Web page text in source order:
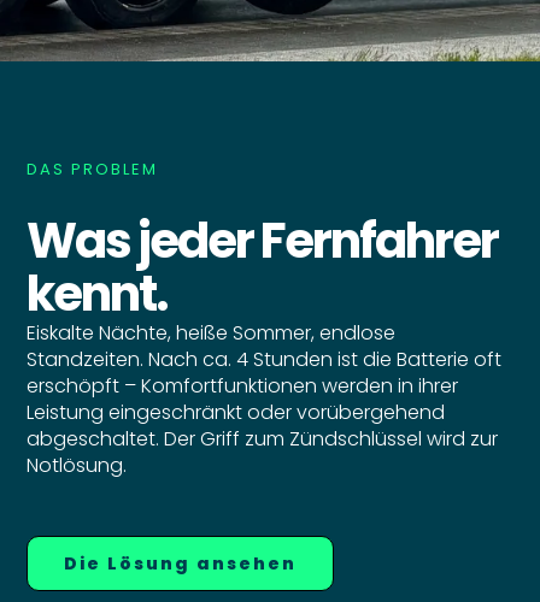
DAS PROBLEM
Was jeder Fernfahrer
kennt.
Eiskalte Nächte, heiße Sommer, endlose
Standzeiten. Nach ca. 4 Stunden ist die Batterie oft
erschöpft – Komfortfunktionen werden in ihrer
Leistung eingeschränkt oder vorübergehend
abgeschaltet. Der Griff zum Zündschlüssel wird zur
Notlösung.
Die Lösung ansehen